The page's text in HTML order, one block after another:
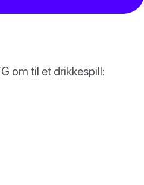
om til et drikkespill: